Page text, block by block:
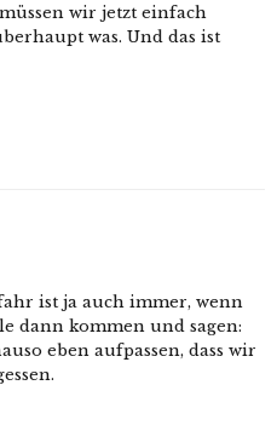
wir jetzt einfach
was. Und das ist
ist ja auch immer, wenn
dann kommen und sagen:
eben aufpassen, dass wir